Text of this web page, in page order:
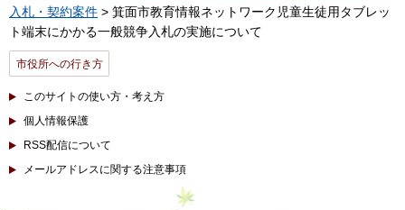
入札・契約案件 > 箕面市教育情報ネットワーク児童生徒用タブレッ
ト端末にかかる一般競争入札の実施について
市役所への行き方
このサイトの使い方・考え方
個人情報保護
RSS配信について
メールアドレスに関する注意事項